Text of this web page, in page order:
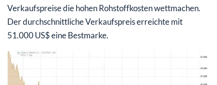
Verkaufspreise die hohen Rohstoffkosten wettmachen.
Der durchschnittliche Verkaufspreis erreichte mit
51.000 US$ eine Bestmarke.